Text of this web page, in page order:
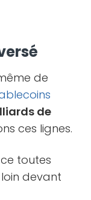
de
de
ces lignes.
toutes
devant